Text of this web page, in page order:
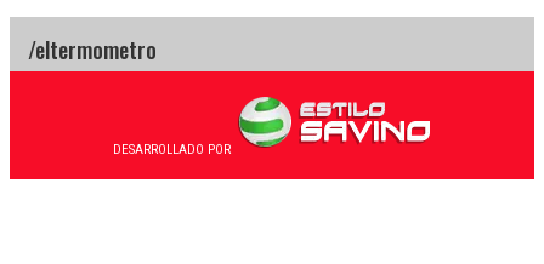
DESARROLLADO POR